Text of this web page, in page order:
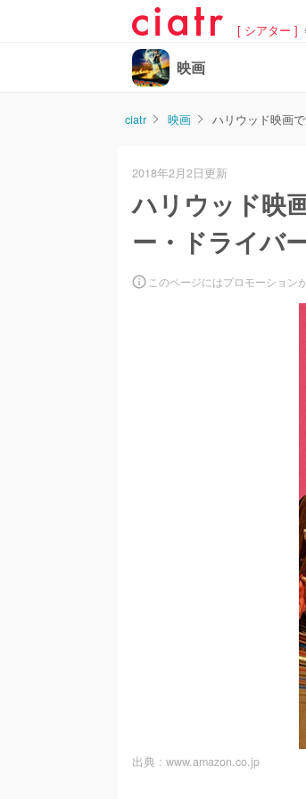
[ シアター ]
映画
ciatr 映画 ハリウッド映画
2018年2月2日更新
ハリウッド映
ー・ドライバ
このページにはプロモーション
出典 : www.amazon.co.jp